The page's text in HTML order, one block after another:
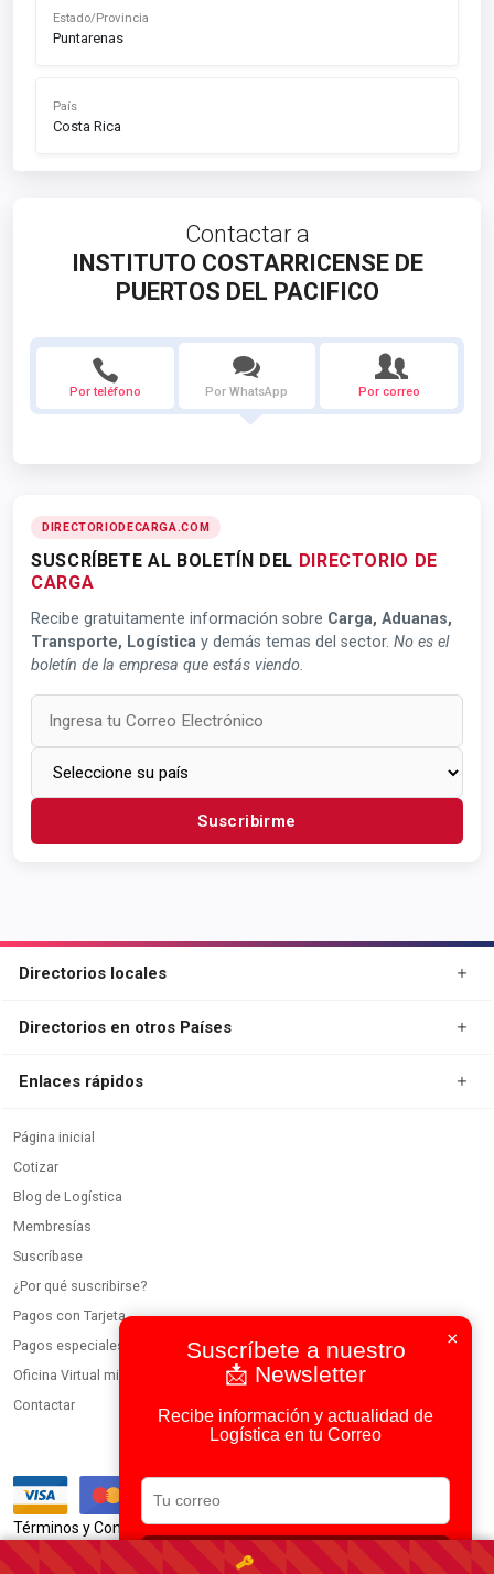
Estado/Provincia
Puntarenas
País
Costa Rica
Contactar a
INSTITUTO COSTARRICENSE DE
PUERTOS DEL PACIFICO
Por teléfono Por WhatsApp Por correo
DIRECTORIODECARGA.COM
SUSCRÍBETE AL BOLETÍN DEL DIRECTORIO DE
CARGA
Recibe gratuitamente información sobre Carga, Aduanas,
Transporte, Logística y demás temas del sector. No es el
boletín de la empresa que estás viendo.
Suscribirme
×
Suscríbete a nuestro
📩 Newsletter
Recibe información y actualidad de
Logística en tu Correo
Suscribirse
Directorios locales
Directorios en otros Países
Enlaces rápidos
Página inicial
Cotizar
Blog de Logística
Membresías
Suscríbase
¿Por qué suscribirse?
Pagos con Tarjeta
Pagos especiales
Oficina Virtual miembros
Contactar
Términos y Condiciones|Política de Privacidad
Usamos IA en todos nuestros procesos